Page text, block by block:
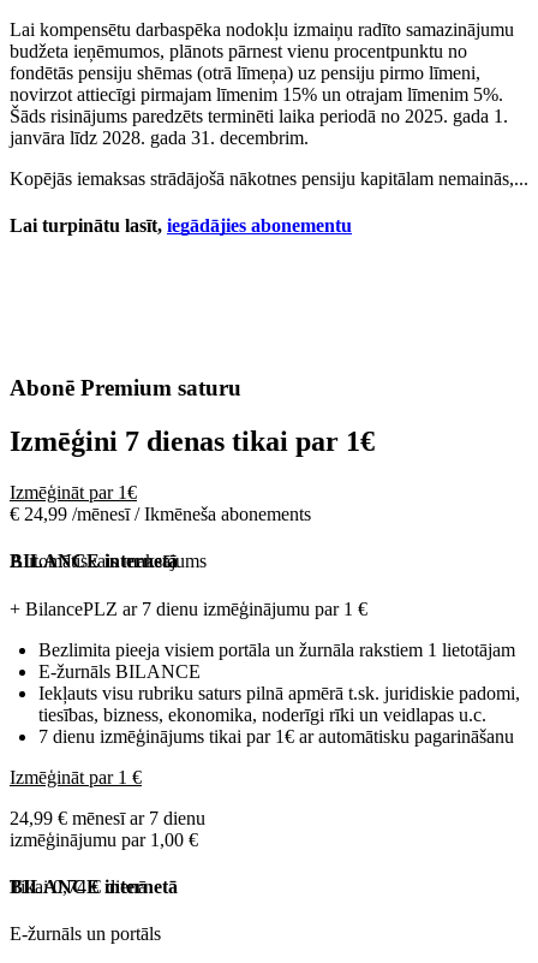
Lai kompensētu darbaspēka nodokļu izmaiņu radīto samazinājumu
budžeta ieņēmumos, plānots pārnest vienu procentpunktu no
fondētās pensiju shēmas (otrā līmeņa) uz pensiju pirmo līmeni,
novirzot attiecīgi pirmajam līmenim 15% un otrajam līmenim 5%.
Šāds risinājums paredzēts terminēti laika periodā no 2025. gada 1.
janvāra līdz 2028. gada 31. decembrim.
Kopējās iemaksas strādājošā nākotnes pensiju kapitālam nemainās,...
Lai turpinātu lasīt, iegādājies abonementu
Abonē Premium saturu
Izmēģini 7 dienas tikai par 1€
Izmēģināt par 1€
€ 24,99 /mēnesī / Ikmēneša abonements
Automātiskais maksājums
BILANCE internetā
+ BilancePLZ ar 7 dienu izmēģinājumu par 1 €
Bezlimita pieeja visiem portāla un žurnāla rakstiem 1 lietotājam
E-žurnāls BILANCE
Iekļauts visu rubriku saturs pilnā apmērā t.sk. juridiskie padomi,
tiesības, bizness, ekonomika, noderīgi rīki un veidlapas u.c.
7 dienu izmēģinājums tikai par 1€ ar automātisku pagarināšanu
Izmēģināt par 1 €
24,99 € mēnesī ar 7 dienu
izmēģinājumu par 1,00 €
Tikai 0,74 € dienā
BILANCE internetā
E-žurnāls un portāls